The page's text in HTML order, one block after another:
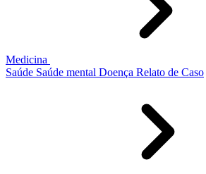
Medicina
Saúde Saúde mental Doença Relato de Caso